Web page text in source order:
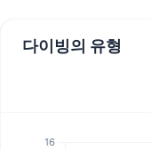
다이빙의 유형